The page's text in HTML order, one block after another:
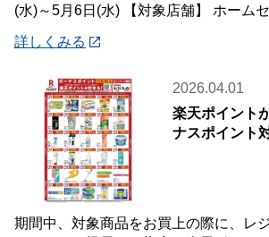
(水)～5月6日(水) 【対象店舗】 ホームセンター（ビーバー
詳しくみる
2026.04.01
楽天ポイント
ナスポイント
期間中、対象商品をお買上の際に、レ